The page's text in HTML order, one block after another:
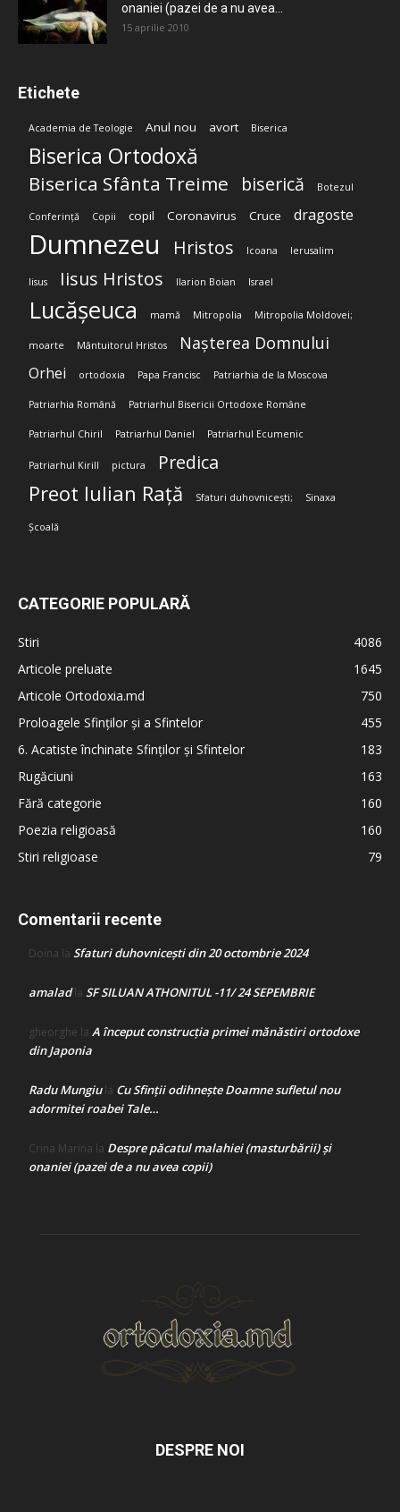
onaniei (pazei de a nu avea...
15 aprilie 2010
Etichete
Academia de Teologie Anul nou avort Biserica
Biserica Ortodoxă
Biserica Sfânta Treime biserică Botezul
Conferință Copii copil Coronavirus Cruce dragoste
Dumnezeu Hristos Icoana Ierusalim
Iisus Iisus Hristos Ilarion Boian Israel
Lucășeuca mamă Mitropolia Mitropolia Moldovei;
moarte Mântuitorul Hristos Nașterea Domnului
Orhei ortodoxia Papa Francisc Patriarhia de la Moscova
Patriarhia Română Patriarhul Bisericii Ortodoxe Române
Patriarhul Chiril Patriarhul Daniel Patriarhul Ecumenic
Patriarhul Kirill pictura Predica
Preot Iulian Rață Sfaturi duhovnicești; Sinaxa
Școală
CATEGORIE POPULARĂ
Stiri
4086
Articole preluate
1645
Articole Ortodoxia.md
750
Proloagele Sfinților și a Sfintelor
455
6. Acatiste închinate Sfinților și Sfintelor
183
Rugăciuni
163
Fără categorie
160
Poezia religioasă
160
Stiri religioase
79
Comentarii recente
Doina la Sfaturi duhovnicești din 20 octombrie 2024
amaladla SF SILUAN ATHONITUL -11/ 24 SEPEMBRIE
gheorghe la A început construcţia primei mănăstiri ortodoxe
din Japonia
Radu Mungiula Cu Sfinții odihnește Doamne sufletul nou
adormitei roabei Tale…
Crina Marina la Despre păcatul malahiei (masturbării) şi
onaniei (pazei de a nu avea copii)
DESPRE NOI